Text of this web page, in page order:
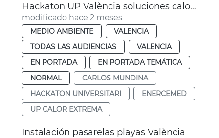
Hackaton UP València soluciones calor extrema
modificado hace 2 meses
MEDIO AMBIENTE
VALENCIA
TODAS LAS AUDIENCIAS
VALENCIA
EN PORTADA
EN PORTADA TEMÁTICA
NORMAL
CARLOS MUNDINA
HACKATON UNIVERSITARI
ENERCEMED
UP CALOR EXTREMA
Instalación pasarelas playas València